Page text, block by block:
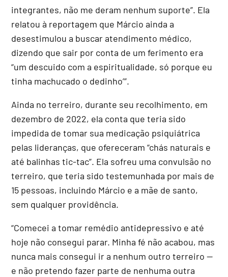
integrantes, não me deram nenhum suporte”. Ela
relatou à reportagem que Márcio ainda a
desestimulou a buscar atendimento médico,
dizendo que sair por conta de um ferimento era
“um descuido com a espiritualidade, só porque eu
tinha machucado o dedinho’”.
Ainda no terreiro, durante seu recolhimento, em
dezembro de 2022, ela conta que teria sido
impedida de tomar sua medicação psiquiátrica
pelas lideranças, que ofereceram “chás naturais e
até balinhas tic-tac”. Ela sofreu uma convulsão no
terreiro, que teria sido testemunhada por mais de
15 pessoas, incluindo Márcio e a mãe de santo,
sem qualquer providência.
“Comecei a tomar remédio antidepressivo e até
hoje não consegui parar. Minha fé não acabou, mas
nunca mais consegui ir a nenhum outro terreiro —
e não pretendo fazer parte de nenhuma outra